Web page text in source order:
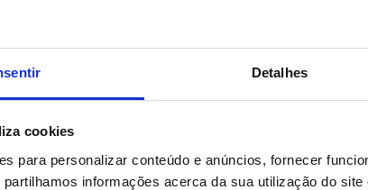
Detalhes
cookies
para personalizar conteúdo e anúncios, fornecer
partilhamos informações acerca da sua utilização do